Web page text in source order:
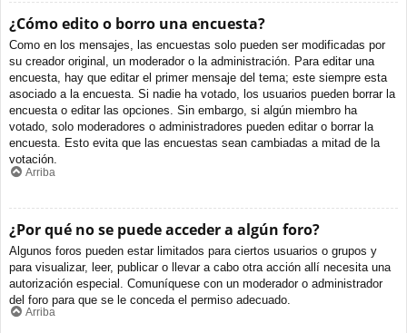
¿Cómo edito o borro una encuesta?
Como en los mensajes, las encuestas solo pueden ser modificadas por
su creador original, un moderador o la administración. Para editar una
encuesta, hay que editar el primer mensaje del tema; este siempre esta
asociado a la encuesta. Si nadie ha votado, los usuarios pueden borrar la
encuesta o editar las opciones. Sin embargo, si algún miembro ha
votado, solo moderadores o administradores pueden editar o borrar la
encuesta. Esto evita que las encuestas sean cambiadas a mitad de la
votación.
Arriba
¿Por qué no se puede acceder a algún foro?
Algunos foros pueden estar limitados para ciertos usuarios o grupos y
para visualizar, leer, publicar o llevar a cabo otra acción allí necesita una
autorización especial. Comuníquese con un moderador o administrador
del foro para que se le conceda el permiso adecuado.
Arriba